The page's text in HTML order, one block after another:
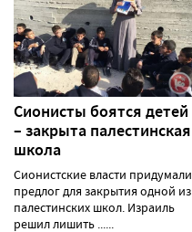
Сионисты боятся детей
– закрыта палестинская
школа
Сионистские власти придумали
предлог для закрытия одной из
палестинских школ. Израиль
решил лишить ......